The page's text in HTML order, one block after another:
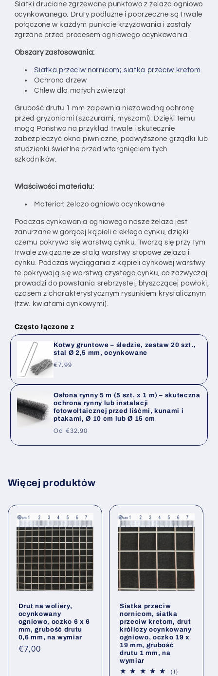
Siatki druciane zgrzewane punktowo z żelaza ogniowo
ocynkowanego. Druty podłużne i poprzeczne są trwale
połączone w każdym punkcie krzyżowania i zostały
zgrzane przed procesem ogniowego ocynkowania.
Obszary zastosowania:
Siatka przeciw nornicom; siatka przeciw kretom
Ochrona drzew
Chlew dla małych zwierząt
Grubość drutu 1 mm zapewnia niezawodną ochronę
przed gryzoniami (szczurami, myszami). Dzięki temu
mogą Państwo na przykład trwale i skutecznie
zabezpieczyć okna piwniczne, podwyższone grządki lub
studzienki świetlne przed wtargnięciem tych
szkodników.
Właściwości materiału:
Materiał: żelazo ogniowo ocynkowane
Podczas cynkowania ogniowego nasze żelazo jest
zanurzane w gorącej kąpieli ciekłego cynku, dzięki
czemu pokrywa się warstwą cynku. Tworzą się przy tym
trwale związane ze stalą warstwy stopowe żelaza i
cynku. Podczas wyciągania z kąpieli cynkowej warstwy
te pokrywają się warstwą czystego cynku, co zazwyczaj
prowadzi do powstania srebrzystej, błyszczącej powłoki,
czasem z charakterystycznym rysunkiem krystalicznym
(tzw. kwiatami cynkowymi).
Często łączone z
Kotwy gruntowe – śledzie, zestaw 20 szt.,
stal Ø 2,5 mm, ocynkowane
Cena
€7,99
Osłona rynny 5 m (5 szt. x 1 m) – skuteczna
ochrona rynny lub instalacji
fotowoltaicznej przed liśćmi, kunami i
ptakami, Ø 10 cm lub Ø 15 cm
Cena
Od €32,90
Więcej produktów
Drut na woliery,
ocynkowany
ogniowo, oczko 6 x 6
mm, grubość drutu
0,6 mm, na wymiar
Cena
€7,00
Siatka przeciw
nornicom, siatka
przeciw kretom, drut
króliczy ocynkowany
ogniowo, oczko 19 x
19 mm, grubość
drutu 1 mm, na
wymiar
(1)1